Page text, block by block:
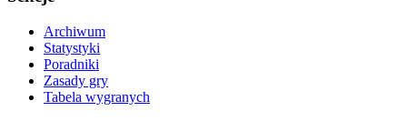
Archiwum
Statystyki
Poradniki
Zasady gry
Tabela wygranych